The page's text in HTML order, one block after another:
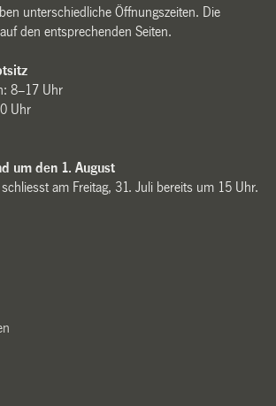
unterschiedliche Öffnungszeiten. Die
den entsprechenden Seiten.
8–17 Uhr
Uhr
um den 1. August
am Freitag, 31. Juli bereits um 15 Uhr.